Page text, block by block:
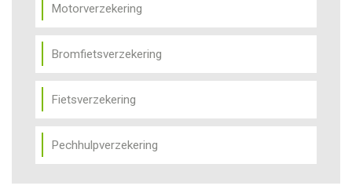
Motorverzekering
Bromfietsverzekering
Fietsverzekering
Pechhulpverzekering